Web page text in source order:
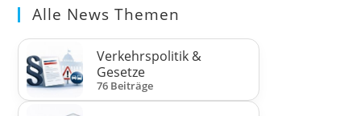
Alle News Themen
Verkehrspolitik &
Gesetze
76 Beiträge